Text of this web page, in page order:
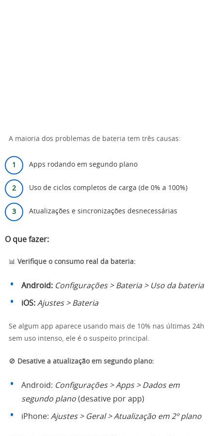
A maioria dos problemas de bateria tem três causas:
Apps rodando em segundo plano
Uso de ciclos completos de carga (de 0% a 100%)
Atualizações e sincronizações desnecessárias
O que fazer:
📊 Verifique o consumo real da bateria:
Android: Configurações > Bateria > Uso da bateria
iOS: Ajustes > Bateria
Se algum app aparece usando mais de 10% nas últimas 24h
sem uso intenso, ele é o suspeito principal.
🚫 Desative a atualização em segundo plano:
Android: Configurações > Apps > Dados em
segundo plano (desative por app)
iPhone: Ajustes > Geral > Atualização em 2º plano